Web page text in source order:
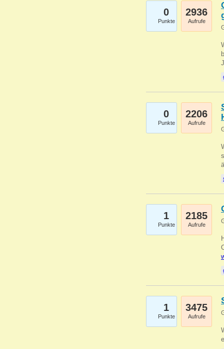
0
Punkte
2936
Aufrufe
0
Punkte
2206
Aufrufe
1
Punkte
2185
Aufrufe
1
Punkte
3475
Aufrufe